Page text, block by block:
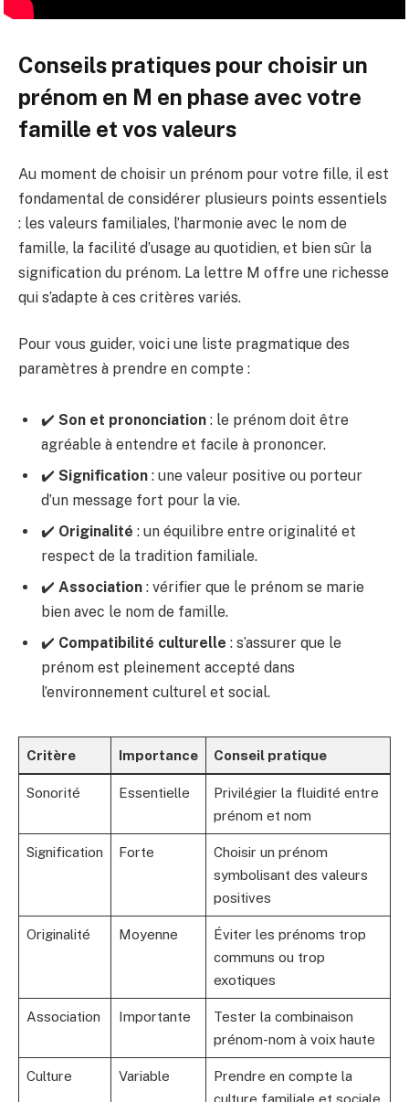
Conseils pratiques pour choisir un
prénom en M en phase avec votre
famille et vos valeurs
Au moment de choisir un prénom pour votre fille, il est
fondamental de considérer plusieurs points essentiels
: les valeurs familiales, l’harmonie avec le nom de
famille, la facilité d’usage au quotidien, et bien sûr la
signification du prénom. La lettre M offre une richesse
qui s’adapte à ces critères variés.
Pour vous guider, voici une liste pragmatique des
paramètres à prendre en compte :
✔️ Son et prononciation : le prénom doit être
agréable à entendre et facile à prononcer.
✔️ Signification : une valeur positive ou porteur
d’un message fort pour la vie.
✔️ Originalité : un équilibre entre originalité et
respect de la tradition familiale.
✔️ Association : vérifier que le prénom se marie
bien avec le nom de famille.
✔️ Compatibilité culturelle : s’assurer que le
prénom est pleinement accepté dans
l’environnement culturel et social.
Critère Importance Conseil pratique
Sonorité Essentielle
Privilégier la fluidité entre
prénom et nom
Signification Forte
Choisir un prénom
symbolisant des valeurs
positives
Originalité Moyenne
Éviter les prénoms trop
communs ou trop
exotiques
Association Importante
Tester la combinaison
prénom-nom à voix haute
Culture Variable
Prendre en compte la